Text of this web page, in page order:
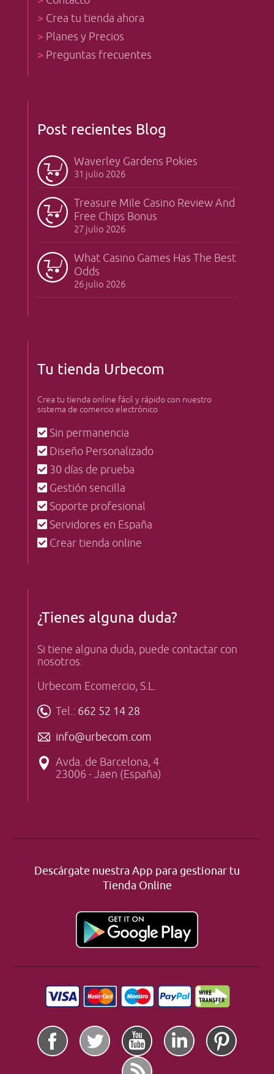
> Crea tu tienda ahora
> Planes y Precios
> Preguntas frecuentes
Post recientes Blog
Waverley Gardens Pokies
31 julio 2026
Treasure Mile Casino Review And
Free Chips Bonus
27 julio 2026
What Casino Games Has The Best
Odds
26 julio 2026
Tu tienda Urbecom
Crea tu tienda online fácil y rápido con nuestro
sistema de comercio electrónico
Sin permanencia
Diseño Personalizado
30 días de prueba
Gestión sencilla
Soporte profesional
Servidores en España
Crear tienda online
¿Tienes alguna duda?
Si tiene alguna duda, puede contactar con
nosotros:
Urbecom Ecomercio, S.L.
Tel.: 662 52 14 28
info@urbecom.com
Avda. de Barcelona, 4
23006 - Jaen (España)
Descárgate nuestra App para gestionar tu
Tienda Online